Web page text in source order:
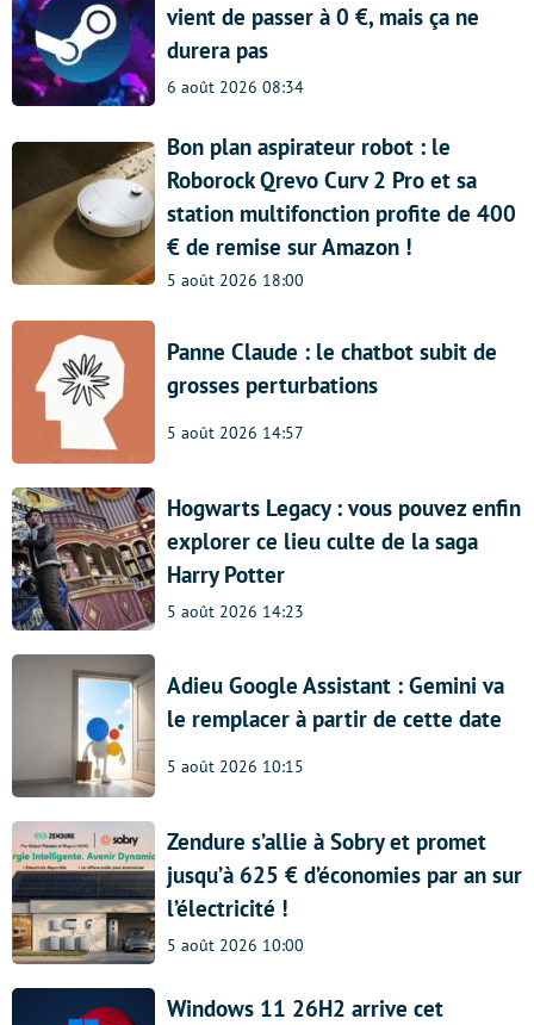
vient de passer à 0 €, mais ça ne
durera pas
6 août 2026 08:34
Bon plan aspirateur robot : le
Roborock Qrevo Curv 2 Pro et sa
station multifonction profite de 400
€ de remise sur Amazon !
5 août 2026 18:00
Panne Claude : le chatbot subit de
grosses perturbations
5 août 2026 14:57
Hogwarts Legacy : vous pouvez enfin
explorer ce lieu culte de la saga
Harry Potter
5 août 2026 14:23
Adieu Google Assistant : Gemini va
le remplacer à partir de cette date
5 août 2026 10:15
Zendure s’allie à Sobry et promet
jusqu’à 625 € d’économies par an sur
l’électricité !
5 août 2026 10:00
Windows 11 26H2 arrive cet